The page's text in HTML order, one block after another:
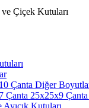
Çanta Diğer
Çanta 25x25x9 Çanta
Kutuları